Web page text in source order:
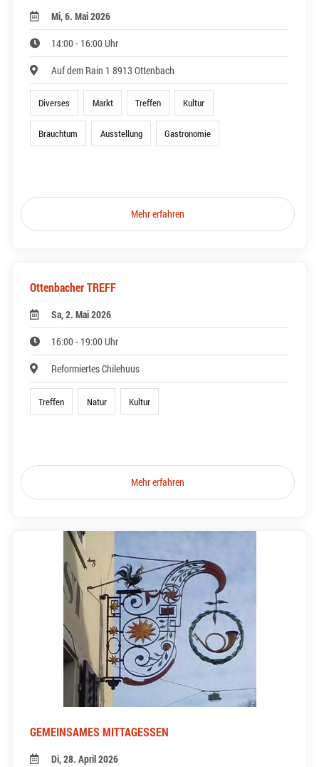
Mi, 6. Mai 2026
14:00 - 16:00 Uhr
Auf dem Rain 1 8913 Ottenbach
Diverses Markt Treffen Kultur
Brauchtum Ausstellung Gastronomie
Mehr erfahren
Ottenbacher TREFF
Sa, 2. Mai 2026
16:00 - 19:00 Uhr
Reformiertes Chilehuus
Treffen Natur Kultur
Mehr erfahren
GEMEINSAMES MITTAGESSEN
Di, 28. April 2026